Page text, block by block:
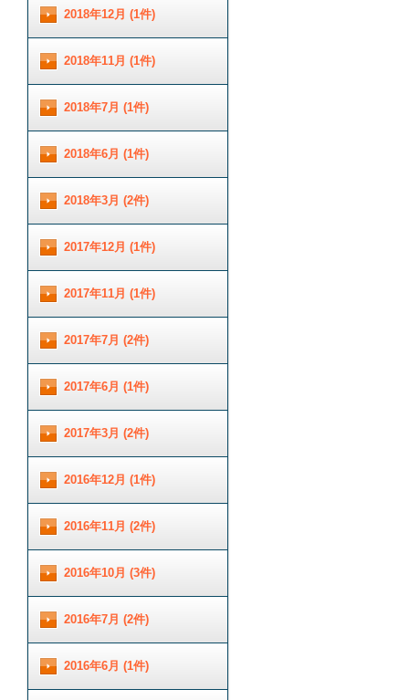
2018年12月 (1件)
2018年11月 (1件)
2018年7月 (1件)
2018年6月 (1件)
2018年3月 (2件)
2017年12月 (1件)
2017年11月 (1件)
2017年7月 (2件)
2017年6月 (1件)
2017年3月 (2件)
2016年12月 (1件)
2016年11月 (2件)
2016年10月 (3件)
2016年7月 (2件)
2016年6月 (1件)